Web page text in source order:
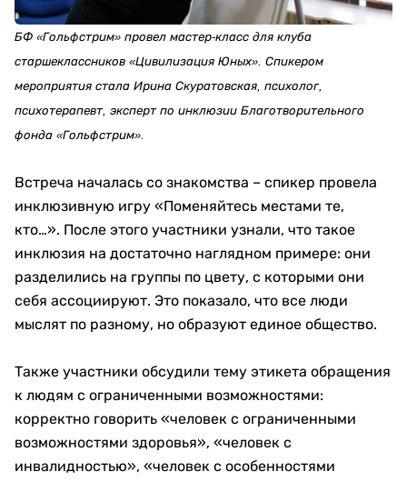
БФ «Гольфстрим» провел мастер-класс для клуба
старшеклассников «Ци­ви­ли­за­ция Юных». Спикером
мероприятия стала Ирина Скуратовская, психолог,
психотерапевт, эксперт по инклюзии Благотворительного
фонда «Гольфстрим».
Встреча началась со знакомства – спикер провела
инклюзивную игру «Поменяйтесь местами те,
кто…». После этого участники узнали, что такое
инклюзия на достаточно наглядном примере: они
разделились на группы по цвету, с которыми они
себя ассоциируют. Это показало, что все люди
мыслят по разному, но образуют единое общество.
Также участники обсудили тему этикета обращения
к людям с ограниченными возможностями:
корректно говорить «человек с ограниченными
возможностями здоровья», «человек с
инвалидностью», «человек с особенностями